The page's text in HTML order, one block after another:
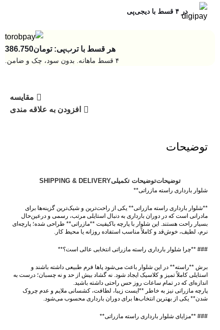
در ۴ قسط با دیجی‌پی
هر قسط با ترب‌پی:تومان386.750
۴ قسط ماهانه. بدون سود، چک و ضامن.
مقایسه
افزودن به علاقه مندی
توضیحات
توضیحاتتوضیحات تکمیلیSHIPPING & DELIVERY
شلوار بارداری راسته مازراتی**
**شلوار بارداری راسته مازراتی** یکی از راحت‌ترین و شیک‌ترین گزینه‌ها برای
مادرانی است که در دوران بارداری به دنبال استایلی مرتب، رسمی و درعین‌حال
بسیار راحت هستند. این شلوار با پارچه باکیفیت **مازراتی** طراحی شده؛ پارچه‌ای
نرم، لطیف، خوش‌قد و کاملاً مناسب استفاده روزانه یا محیط کار.
### **چرا شلوار بارداری راسته مازراتی انتخابی عالی است؟**
برش **راسته** در این شلوار باعث می‌شود پاها فرم طبیعی داشته باشند و
استایلی کاملاً تمیز و کلاسیک ایجاد شود. نه گشاد بیش از حد و نه چسبان؛ درست به
اندازه‌ای که در تمام ساعات روز حس راحتی داشته باشید.
پارچه مازراتی نیز به خاطر **ایست زیبا، لطافت، کشسانی ملایم و عدم چروک
شدن** یکی از بهترین انتخاب‌ها برای دوران بارداری محسوب می‌شود.
### **مزایای شلوار بارداری راسته مازراتی**